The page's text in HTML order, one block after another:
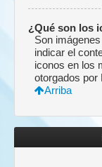
¿Qué son los
Son
indicar el
iconos en los
otorgados por
Arriba